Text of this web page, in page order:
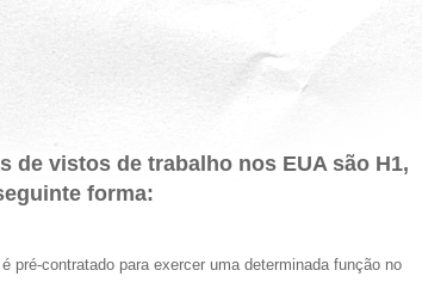
de vistos de trabalho nos EUA são H1,
forma:
pré-contratado para exercer uma determinada função no